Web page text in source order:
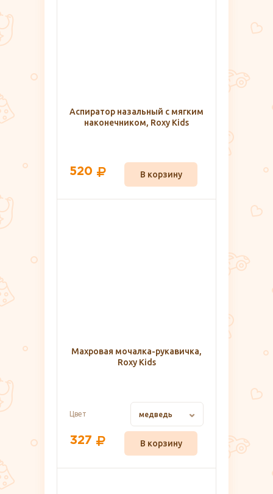
Аспиратор назальный с мягким
наконечником, Roxy Kids
520 В корзину
Махровая мочалка-рукавичка,
Roxy Kids
Цвет медведь
327 В корзину